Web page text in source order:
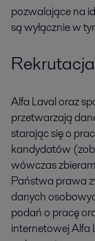
pozwalające na
są wyłącznie w
Alfa Laval oraz
przetwarzają
starając się o
kandydatów
wówczas
Państwa prawa
danych
podań o pracę
internetowej Alfa